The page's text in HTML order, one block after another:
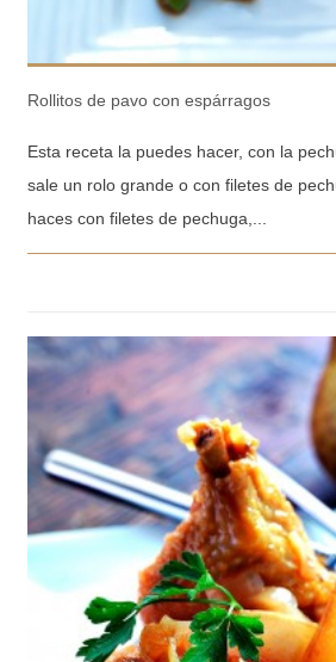
Rollitos de pavo con espárragos
Esta receta la puedes hacer, con la
sale un rolo grande o con filetes de
haces con filetes de pechuga,...